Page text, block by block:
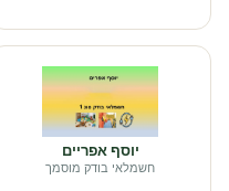
יוסף אפריים
חשמלאי בודק מוסמך